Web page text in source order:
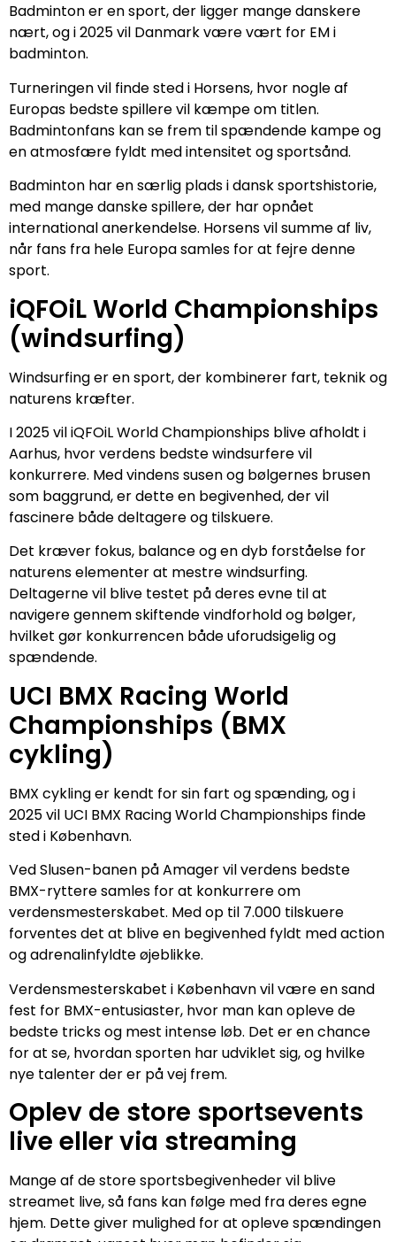
Badminton er en sport, der ligger mange danskere
nært, og i 2025 vil Danmark være vært for EM i
badminton.
Turneringen vil finde sted i Horsens, hvor nogle af
Europas bedste spillere vil kæmpe om titlen.
Badmintonfans kan se frem til spændende kampe og
en atmosfære fyldt med intensitet og sportsånd.
Badminton har en særlig plads i dansk sportshistorie,
med mange danske spillere, der har opnået
international anerkendelse. Horsens vil summe af liv,
når fans fra hele Europa samles for at fejre denne
sport.
iQFOiL World Championships
(windsurfing)
Windsurfing er en sport, der kombinerer fart, teknik og
naturens kræfter.
I 2025 vil iQFOiL World Championships blive afholdt i
Aarhus, hvor verdens bedste windsurfere vil
konkurrere. Med vindens susen og bølgernes brusen
som baggrund, er dette en begivenhed, der vil
fascinere både deltagere og tilskuere.
Det kræver fokus, balance og en dyb forståelse for
naturens elementer at mestre windsurfing.
Deltagerne vil blive testet på deres evne til at
navigere gennem skiftende vindforhold og bølger,
hvilket gør konkurrencen både uforudsigelig og
spændende.
UCI BMX Racing World
Championships (BMX
cykling)
BMX cykling er kendt for sin fart og spænding, og i
2025 vil UCI BMX Racing World Championships finde
sted i København.
Ved Slusen-banen på Amager vil verdens bedste
BMX-ryttere samles for at konkurrere om
verdensmesterskabet. Med op til 7.000 tilskuere
forventes det at blive en begivenhed fyldt med action
og adrenalinfyldte øjeblikke.
Verdensmesterskabet i København vil være en sand
fest for BMX-entusiaster, hvor man kan opleve de
bedste tricks og mest intense løb. Det er en chance
for at se, hvordan sporten har udviklet sig, og hvilke
nye talenter der er på vej frem.
Oplev de store sportsevents
live eller via streaming
Mange af de store sportsbegivenheder vil blive
streamet live, så fans kan følge med fra deres egne
hjem. Dette giver mulighed for at opleve spændingen